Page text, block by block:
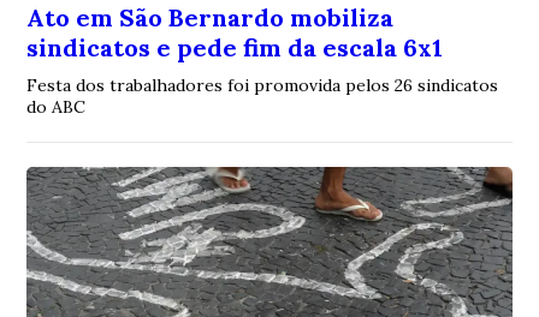
Ato em São Bernardo mobiliza
sindicatos e pede fim da escala 6x1
Festa dos trabalhadores foi promovida pelos 26 sindicatos
do ABC